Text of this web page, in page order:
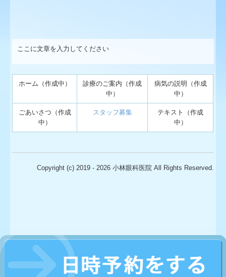
ここに文章を入力してください
ホーム（作成中）
診療のご案内（作成
中）
病気の説明（作成
中）
ごあいさつ（作成
中）
スタッフ募集
テキスト（作成
中）
Copyright (c) 2019 - 2026 小林眼科医院 All Rights Reserved.